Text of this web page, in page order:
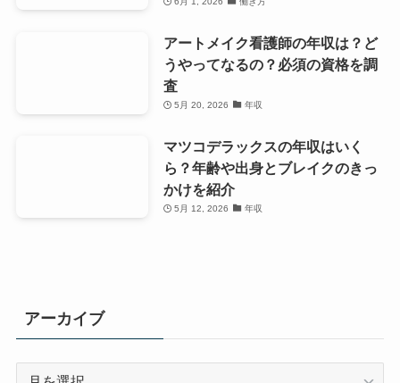
アートメイク看護師の年収は？ど
うやってなるの？必須の資格を調
査
5月 20, 2026 年収
マツコデラックスの年収はいく
ら？年齢や出身とブレイクのきっ
かけを紹介
5月 12, 2026 年収
アーカイブ